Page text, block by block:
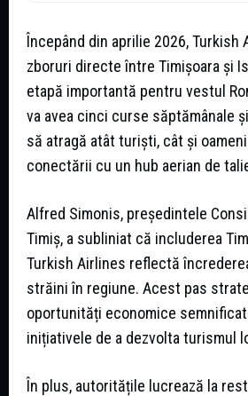
Începând din aprilie 2026, Turkish
zboruri directe între Timișoara și
etapă importantă pentru vestul
va avea cinci curse săptămânale
să atragă atât turiști, cât și
conectării cu un hub aerian de
Alfred Simonis, președintele
Timiș, a subliniat că includerea
Turkish Airlines reflectă
străini în regiune. Acest pas
oportunități economice
inițiativele de a dezvolta turismul
În plus, autoritățile lucrează la